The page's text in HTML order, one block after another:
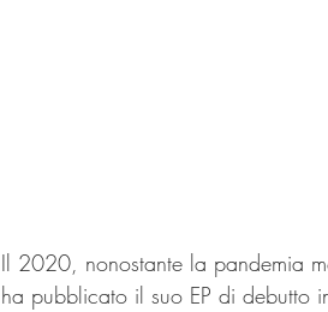
Il 2020, nonostante la pandemia
ha pubblicato il suo EP di debutto